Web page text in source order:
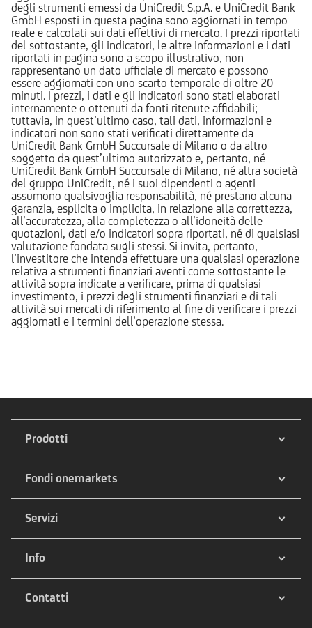
degli strumenti emessi da UniCredit S.p.A. e UniCredit Bank
GmbH esposti in questa pagina sono aggiornati in tempo
reale e calcolati sui dati effettivi di mercato. I prezzi riportati
del sottostante, gli indicatori, le altre informazioni e i dati
riportati in pagina sono a scopo illustrativo, non
rappresentano un dato ufficiale di mercato e possono
essere aggiornati con uno scarto temporale di oltre 20
minuti. I prezzi, i dati e gli indicatori sono stati elaborati
internamente o ottenuti da fonti ritenute affidabili;
tuttavia, in quest’ultimo caso, tali dati, informazioni e
indicatori non sono stati verificati direttamente da
UniCredit Bank GmbH Succursale di Milano o da altro
soggetto da quest’ultimo autorizzato e, pertanto, né
UniCredit Bank GmbH Succursale di Milano, né altra società
del gruppo UniCredit, né i suoi dipendenti o agenti
assumono qualsivoglia responsabilità, né prestano alcuna
garanzia, esplicita o implicita, in relazione alla correttezza,
all’accuratezza, alla completezza o all’idoneità delle
quotazioni, dati e/o indicatori sopra riportati, né di qualsiasi
valutazione fondata sugli stessi. Si invita, pertanto,
l’investitore che intenda effettuare una qualsiasi operazione
relativa a strumenti finanziari aventi come sottostante le
attività sopra indicate a verificare, prima di qualsiasi
investimento, i prezzi degli strumenti finanziari e di tali
attività sui mercati di riferimento al fine di verificare i prezzi
aggiornati e i termini dell’operazione stessa.
Prodotti
Fondi onemarkets
Servizi
Info
Contatti